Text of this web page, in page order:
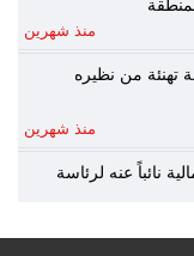
منذ شهرين
تهنئة من نظيره
منذ شهرين
نائباً عنه لرئاسة